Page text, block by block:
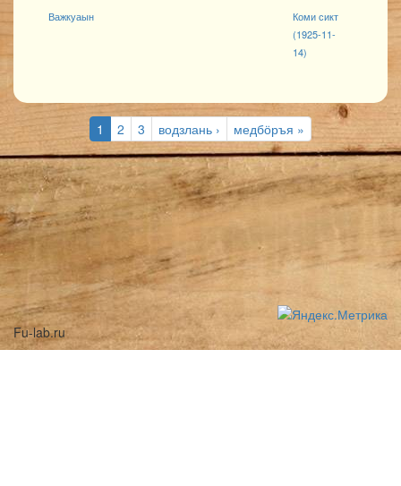
Важкуаын
Коми сикт
(1925-11-
14)
1 2 3 водзлань › медбӧръя »
Fu-lab.ru